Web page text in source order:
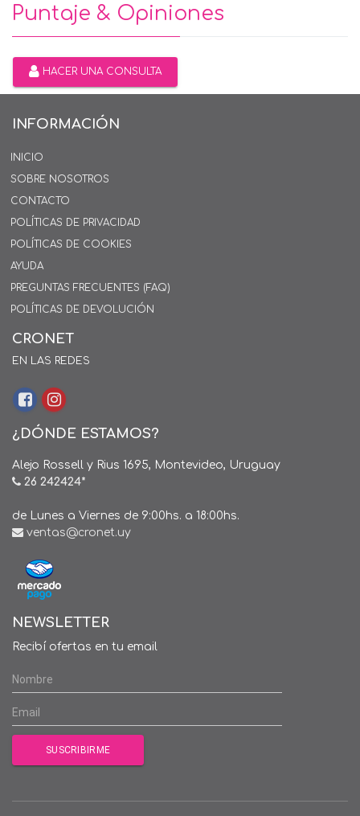
Puntaje & Opiniones
HACER UNA CONSULTA
INFORMACIÓN
INICIO
SOBRE NOSOTROS
CONTACTO
POLÍTICAS DE PRIVACIDAD
POLÍTICAS DE COOKIES
AYUDA
PREGUNTAS FRECUENTES (FAQ)
POLÍTICAS DE DEVOLUCIÓN
CRONET
EN LAS REDES
¿DÓNDE ESTAMOS?
Alejo Rossell y Rius 1695, Montevideo, Uruguay
26 242424*
de Lunes a Viernes de 9:00hs. a 18:00hs.
ventas@cronet.uy
NEWSLETTER
Recibí ofertas en tu email